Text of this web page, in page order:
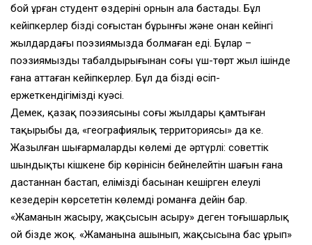
бой ұрған студент өздерінің орнын ала бастады. Бұл
кейіпкерлер біздің соғыстан бұрынғы және онан кейінгі
жылдардағы поэзиямызда болмаған еді. Бұлар –
поэзиямыздың табалдырығынан соңғы үш-төрт жыл ішінде
ғана аттаған кейіпкерлер. Бұл да біздің өсіп-
ержеткендігіміздің куәсі.
Демек, қазақ поэзиясының соңғы жылдары қамтыған
тақырыбы да, «географиялық территориясы» да кең.
Жазылған шығармалардың көлемі де әртүрлі: советтік
шындықтың кішкене бір көрінісін бейнелейтін шағын ғана
дастаннан бастап, еліміздің басынан кешірген елеулі
кезеңдерін көрсететін көлемді романға дейін бар.
«Жаманын жасыру, жақсысын асыру» деген тоғышарлық
ой бізде жоқ. «Жаманына ашынып, жақсысына бас ұрып»